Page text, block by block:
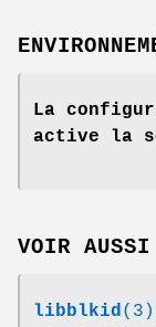
La
active la
VOIR AUSSI
libblkid(3)